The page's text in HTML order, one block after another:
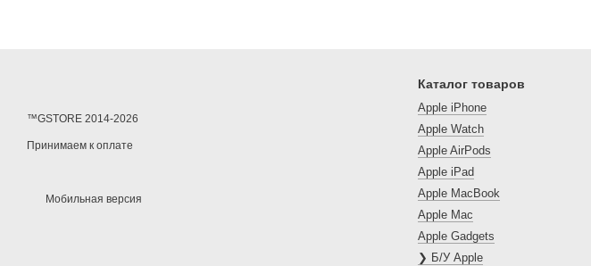
™GSTORE 2014-2026
Принимаем к оплате
Мобильная версия
Каталог товаров
Apple iPhone
Apple Watch
Apple AirPods
Apple iPad
Apple MacBook
Apple Mac
Apple Gadgets
❯ Б/У Apple